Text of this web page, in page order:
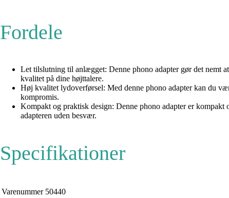
Fordele
Let tilslutning til anlægget: Denne phono adapter gør det nemt
kvalitet på dine højttalere.
Høj kvalitet lydoverførsel: Med denne phono adapter kan du
kompromis.
Kompakt og praktisk design: Denne phono adapter er
adapteren uden besvær.
Specifikationer
Varenummer 50440